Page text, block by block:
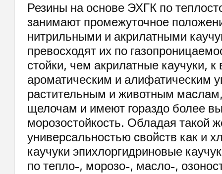
Резины на основе ЭХГК по
занимают промежуточное
нитрильными и акрилатными
превосходят их по
стойки, чем акрилатные каучуки, к
ароматическим и алифатическим
растительным и животным
щелочам и имеют гораздо более
морозостойкость. Обладая такой
универсальностью свойств как и
каучуки эпихлоргидриновые
по тепло-, морозо-, масло-,